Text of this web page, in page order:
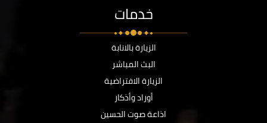
خدمات
الزيارة بالانابة
البث المباشر
الزيارة الافتراضية
أوراد وأذكار
اذاعة صوت الحسين